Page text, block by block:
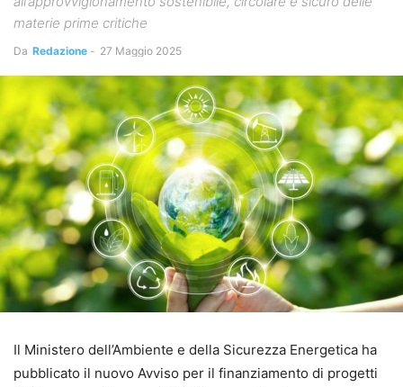
materie prime critiche
Da Redazione - 27 Maggio 2025
Il Ministero dell’Ambiente e della Sicurezza Energetica ha
pubblicato il nuovo Avviso per il finanziamento di progetti